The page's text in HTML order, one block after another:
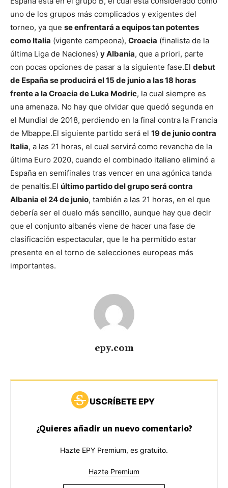
uno de los grupos más complicados y exigentes del
torneo, ya que se enfrentará a equipos tan potentes
como Italia (vigente campeona), Croacia (finalista de la
última Liga de Naciones) y Albania, que a priori, parte
con pocas opciones de pasar a la siguiente fase.El debut
de España se producirá el 15 de junio a las 18 horas
frente a la Croacia de Luka Modric, la cual siempre es
una amenaza. No hay que olvidar que quedó segunda en
el Mundial de 2018, perdiendo en la final contra la Francia
de Mbappe.El siguiente partido será el 19 de junio contra
Italia, a las 21 horas, el cual servirá como revancha de la
última Euro 2020, cuando el combinado italiano eliminó a
España en semifinales tras vencer en una agónica tanda
de penaltis.El último partido del grupo será contra
Albania el 24 de junio, también a las 21 horas, en el que
debería ser el duelo más sencillo, aunque hay que decir
que el conjunto albanés viene de hacer una fase de
clasificación espectacular, que le ha permitido estar
presente en el torno de selecciones europeas más
importantes.
epy.com
USCRÍBETE EPY
¿Quieres añadir un nuevo comentario?
Hazte EPY Premium, es gratuito.
Hazte Premium